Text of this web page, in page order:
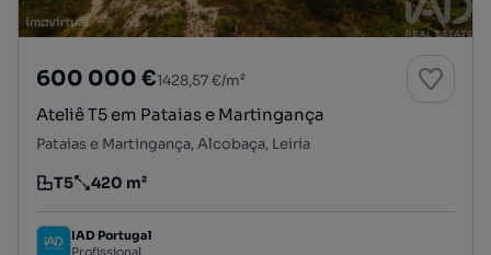
600 000 €1428,57 €/m²
Ateliê T5 em Pataias e Martingança
Pataias e Martingança, Alcobaça, Leiria
Tipologia
T5
Preço por metro quadrado
420 m²
IAD Portugal
Profissional